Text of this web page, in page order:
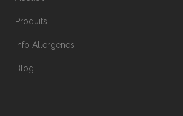
Produits
Info Allergenes
Blog